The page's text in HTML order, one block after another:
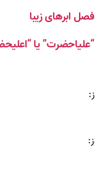
فصل ابرهای زیبا
“علیاحضرت” یا